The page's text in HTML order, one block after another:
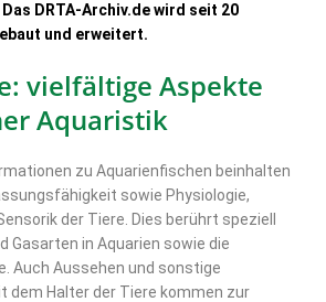
DRTA-Archiv.de wird seit 20
und erweitert.
vielfältige Aspekte
Aquaristik
zu Aquarienfischen beinhalten
sowie Physiologie,
der Tiere. Dies berührt speziell
Gasarten in Aquarien sowie die
Auch Aussehen und sonstige
dem Halter der Tiere kommen zur